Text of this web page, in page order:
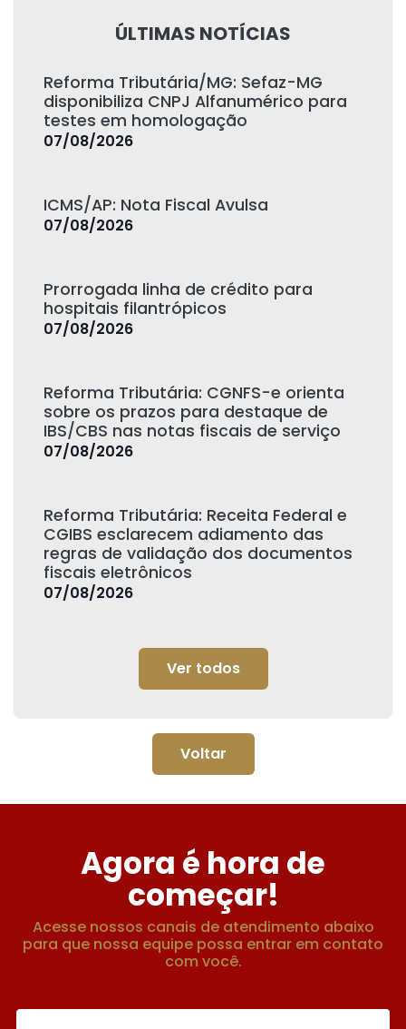
ÚLTIMAS NOTÍCIAS
Reforma Tributária/MG: Sefaz-MG
disponibiliza CNPJ Alfanumérico para
testes em homologação
07/08/2026
ICMS/AP: Nota Fiscal Avulsa
07/08/2026
Prorrogada linha de crédito para
hospitais filantrópicos
07/08/2026
Reforma Tributária: CGNFS-e orienta
sobre os prazos para destaque de
IBS/CBS nas notas fiscais de serviço
07/08/2026
Reforma Tributária: Receita Federal e
CGIBS esclarecem adiamento das
regras de validação dos documentos
fiscais eletrônicos
07/08/2026
Ver todos
Voltar
Agora é hora de
começar!
Acesse nossos canais de atendimento abaixo
para que nossa equipe possa entrar em contato
com você.